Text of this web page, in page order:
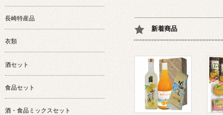
新着商品
長崎特産品
衣類
酒セット
食品セット
酒・食品ミックスセット